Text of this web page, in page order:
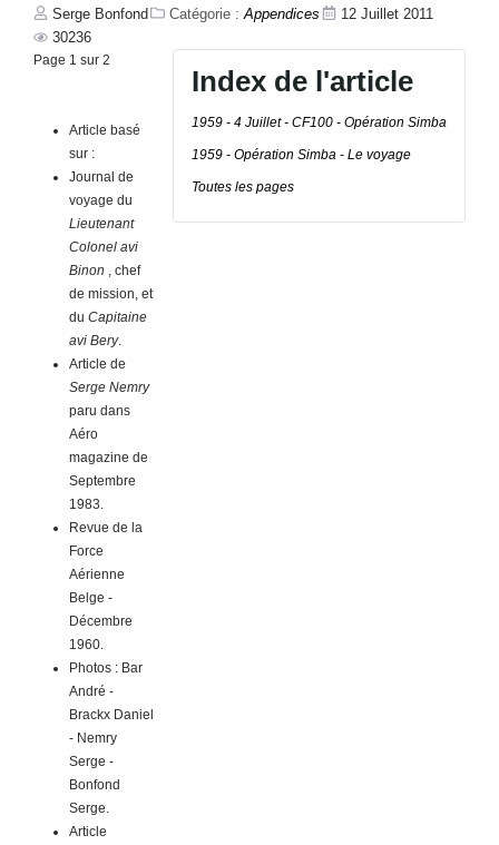
Serge Bonfond Catégorie : Appendices
12 Juillet 2011
30236
Index de l'article
1959 - 4 Juillet - CF100 - Opération Simba
1959 - Opération Simba - Le voyage
Toutes les pages
Page 1 sur 2
Article basé
sur :
Journal de
voyage du
Lieutenant
Colonel avi
Binon
, chef
de mission, et
du Capitaine
avi Bery.
Article de
Serge Nemry
paru dans
Aéro
magazine de
Septembre
1983.
Revue de la
Force
Aérienne
Belge -
Décembre
1960.
Photos : Bar
André -
Brackx Daniel
- Nemry
Serge -
Bonfond
Serge.
Article
1955 - Une mission à la Chasse de Nuit.
1955 - Squadron Show à la 4ème
1956 - Une journée avec la 4ème à Sylt
1958 - 5 Mars - Operation Jumpmoat II
1959 - 4 Juillet - Operation Simba.
1963 - Une mission de chasse en Hunter
1963 - 16 Juillet - Dernier vol du FX-08.
1970 - 26 Février - Dead stick landing
1970 - 17 Mars - Air Defence
Competition - Gütersloh
1978 - 23 Mai - Dernier vol du FX18
La Base Aérienne 126 Ventiseri -